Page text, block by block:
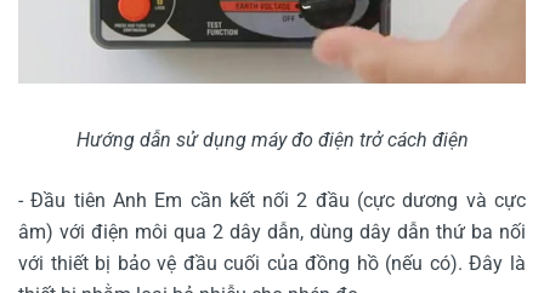
Hướng dẫn sử dụng máy đo điện trở cách điện
- Đầu tiên Anh Em cần kết nối 2 đầu (cực dương và cực
âm) với điện môi qua 2 dây dẫn, dùng dây dẫn thứ ba nối
với thiết bị bảo vệ đầu cuối của đồng hồ (nếu có). Đây là